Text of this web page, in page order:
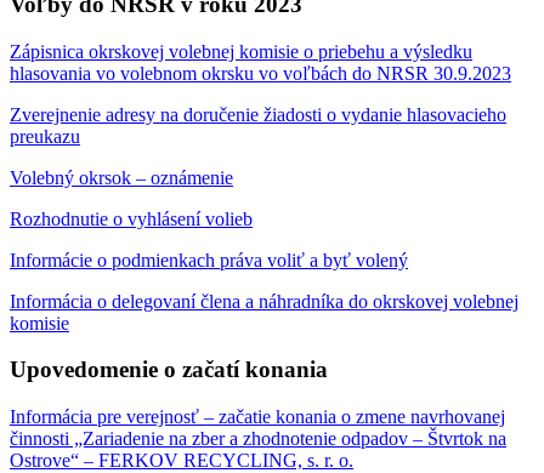
Zápisnica okrskovej volebnej komisie o priebehu a výsledku
hlasovania vo volebnom okrsku vo voľbách do NRSR 30.9.2023
Zverejnenie adresy na doručenie žiadosti o vydanie hlasovacieho
preukazu
Volebný okrsok – oznámenie
Rozhodnutie o vyhlásení volieb
Informácie o podmienkach práva voliť a byť volený
Informácia o delegovaní člena a náhradníka do okrskovej volebnej
komisie
Upovedomenie o začatí konania
Informácia pre verejnosť – začatie konania o zmene navrhovanej
činnosti „Zariadenie na zber a zhodnotenie odpadov – Štvrtok na
Ostrove“ – FERKOV RECYCLING, s. r. o.